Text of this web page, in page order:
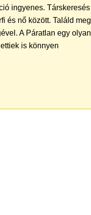
ingyenes. Társkeresés
és nő között. Találd meg
A Páratlan egy olyan
is könnyen